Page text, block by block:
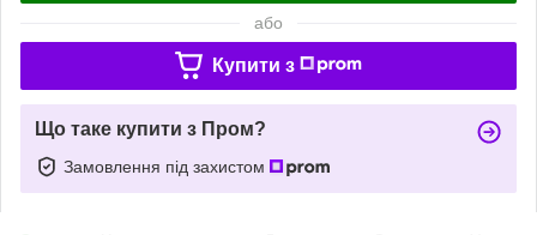
або
Купити з
Що таке купити з Пром?
Замовлення під захистом